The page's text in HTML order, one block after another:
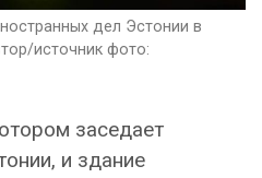
дел Эстонии в
источник фото:
заседает
и здание